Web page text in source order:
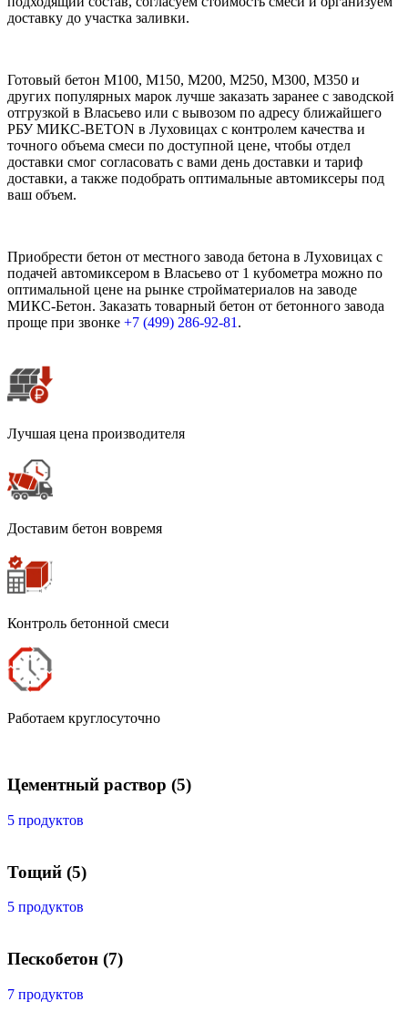
доставку до участка заливки.
Готовый бетон М100, М150, М200, М250, М300, М350 и
других популярных марок лучше заказать заранее с заводской
отгрузкой в Власьево или с вывозом по адресу ближайшего
РБУ МИКС-BETON в Луховицах с контролем качества и
точного объема смеси по доступной цене, чтобы отдел
доставки смог согласовать с вами день доставки и тариф
доставки, а также подобрать оптимальные автомиксеры под
ваш объем.
Приобрести бетон от местного завода бетона в Луховицах с
подачей автомиксером в Власьево от 1 кубометра можно по
оптимальной цене на рынке стройматериалов на заводе
МИКС-Бетон. Заказать товарный бетон от бетонного завода
проще при звонке +7 (499) 286-92-81 .
Лучшая цена производителя
Доставим бетон вовремя
Контроль бетонной смеси
Работаем круглосуточно
Цементный раствор (5)
5 продуктов
Тощий (5)
5 продуктов
Пескобетон (7)
7 продуктов